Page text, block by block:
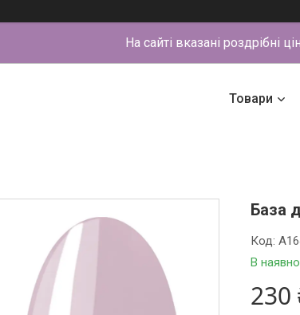
На сайті вказані роздрібні
Товари
База
В
Код:
230